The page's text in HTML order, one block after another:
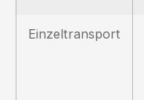
Einzeltransport